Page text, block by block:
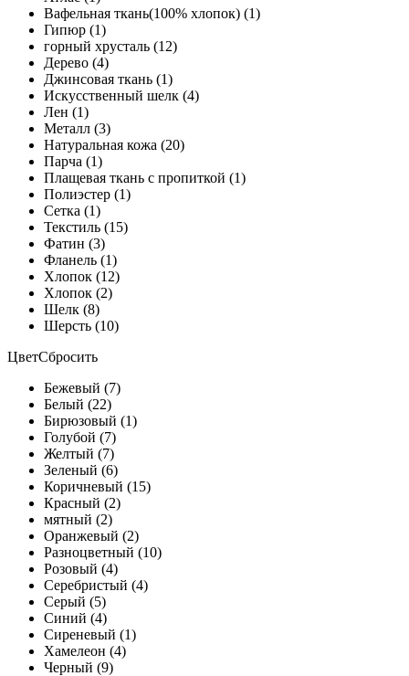
Вафельная ткань(100% хлопок) (1)
Гипюр (1)
горный хрусталь (12)
Дерево (4)
Джинсовая ткань (1)
Искусственный шелк (4)
Лен (1)
Металл (3)
Натуральная кожа (20)
Парча (1)
Плащевая ткань с пропиткой (1)
Полиэстер (1)
Сетка (1)
Текстиль (15)
Фатин (3)
Фланель (1)
Хлопок (12)
Хлопок (2)
Шелк (8)
Шерсть (10)
ЦветСбросить
Бежевый (7)
Белый (22)
Бирюзовый (1)
Голубой (7)
Желтый (7)
Зеленый (6)
Коричневый (15)
Красный (2)
мятный (2)
Оранжевый (2)
Разноцветный (10)
Розовый (4)
Серебристый (4)
Серый (5)
Синий (4)
Сиреневый (1)
Хамелеон (4)
Черный (9)